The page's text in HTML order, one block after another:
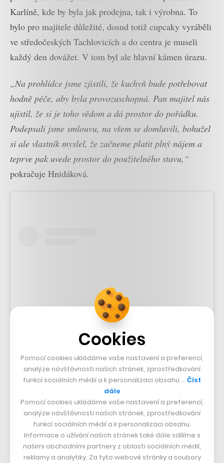
Karlíně, kde by byla jak prodejna, tak i výrobna. To
bylo pro majitele důležité, dosud totiž cupcaky vyráběli
ve středočeských Tachlovicích a do centra je museli
každý den dovážet. V tom byl ale hlavní kámen úrazu.
„Na prohlídce jsme zjistili, že kuchyň bude potřebovat
hodně péče, aby byla provozuschopná. Pan majitel nás
ujistil, že si je toho vědom a dá prostor do pořádku.
Podepsali jsme smlouvu, na všem se domluvili, bohužel
si ale vlastník myslel, že začneme platit plný nájem a
teprve pak uvede prostor do použitelného stavu,“
pokračuje Hnidáková.
Zobrazit příspěvek na Instagramu
Cookies
Pomocí cookies ukládáme vaše nastavení a preferencí,
analýze návštěvnosti našich stránek, zprostředkování
funkcí sociálních médií a k personalizaci obsahu … Číst
dále
Pomocí cookies ukládáme vaše nastavení a preferencí,
analýze návštěvnosti našich stránek, zprostředkování
funkcí sociálních médií a k personalizaci obsahu.
Informace o užívání našich stránek také dále sdílíme s
našimi obchodními partnery z oblasti sociálních médií,
reklamy a analytiky. Za tyto webové stránky a soubory